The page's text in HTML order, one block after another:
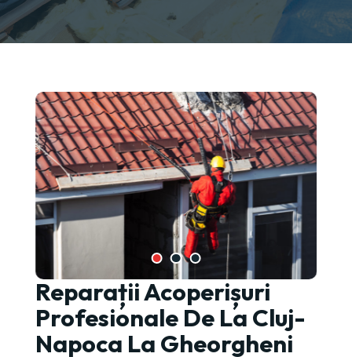
Reparații Acoperișuri
Profesionale De La Cluj-
Napoca La Gheorgheni